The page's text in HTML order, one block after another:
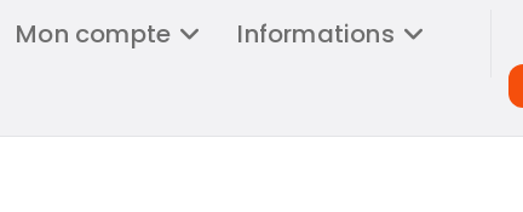
Mon compte
Informations